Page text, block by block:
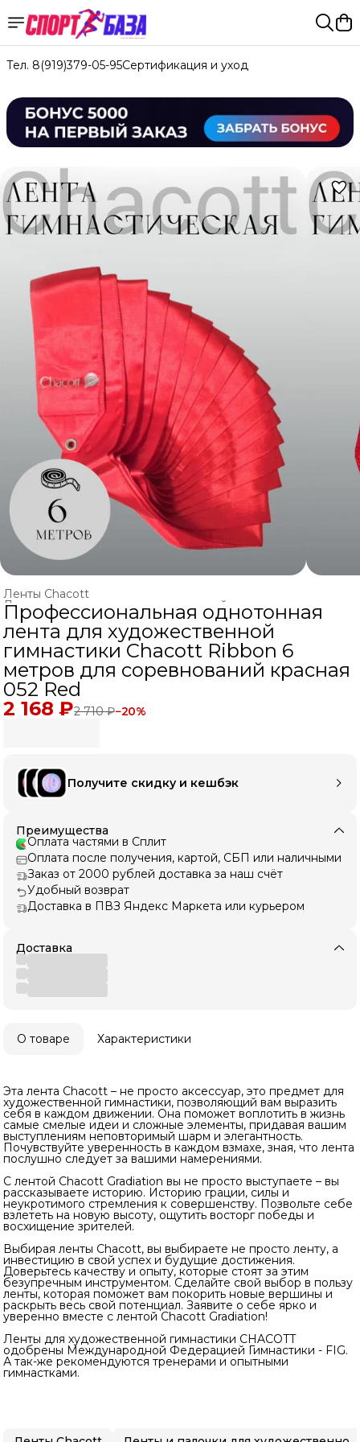
Тел. 8(919)379-05-95Сертификация и уход
Ленты Chacott
Ленты и палочки для художественной гимнастики ›
ХУДОЖЕСТВЕННАЯ ГИМНАСТИКА ›
Главная ›
Профессиональная однотонная
лента для художественной
гимнастики Chacott Ribbon 6
метров для соревнований красная
052 Red
2 168 ₽2 710 ₽−20%
Получите скидку и кешбэк
Преимущества
Оплата частями в Сплит
Оплата после получения, картой, СБП или наличными
Заказ от 2000 рублей доставка за наш счёт
Удобный возврат
Доставка в ПВЗ Яндекс Маркета или курьером
Доставка
О товаре Характеристики
Эта лента Chacott – не просто аксессуар, это предмет для
художественной гимнастики, позволяющий вам выразить
себя в каждом движении. Она поможет воплотить в жизнь
самые смелые идеи и сложные элементы, придавая вашим
выступлениям неповторимый шарм и элегантность.
Почувствуйте уверенность в каждом взмахе, зная, что лента
послушно следует за вашими намерениями.
С лентой Chacott Gradiation вы не просто выступаете – вы
рассказываете историю. Историю грации, силы и
неукротимого стремления к совершенству. Позвольте себе
взлететь на новую высоту, ощутить восторг победы и
восхищение зрителей.
Выбирая ленты Chacott, вы выбираете не просто ленту, а
инвестицию в свой успех и будущие достижения.
Доверьтесь качеству и опыту, которые стоят за этим
безупречным инструментом. Сделайте свой выбор в пользу
ленты, которая поможет вам покорить новые вершины и
раскрыть весь свой потенциал. Заявите о себе ярко и
уверенно вместе с лентой Chacott Gradiation!
Ленты для художественной гимнастики CHACOTT
одобрены Международной Федерацией Гимнастики - FIG.
А так-же рекомендуются тренерами и опытными
гимнастками.